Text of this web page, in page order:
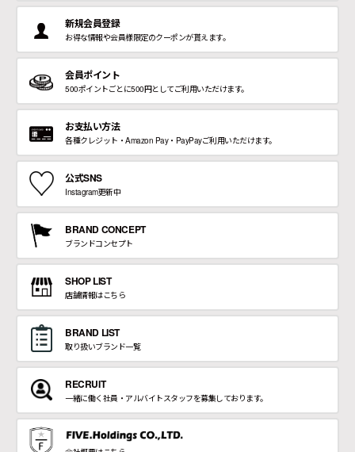
新規会員登録
お得な情報や会員様限定のクーポンが貰えます。
会員ポイント
500ポイントごとに500円としてご利用いただけます。
お支払い方法
各種クレジット・Amazon Pay・PayPayご利用いただけます。
公式SNS
Instagram更新中
BRAND CONCEPT
ブランドコンセプト
SHOP LIST
店舗情報はこちら
BRAND LIST
取り扱いブランド一覧
RECRUIT
一緒に働く社員・アルバイトスタッフを募集しております。